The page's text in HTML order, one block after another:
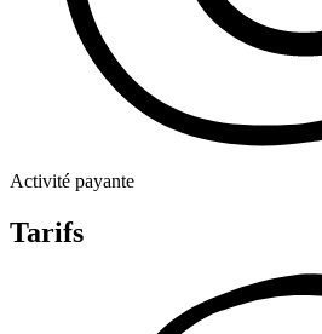
Activité payante
Tarifs